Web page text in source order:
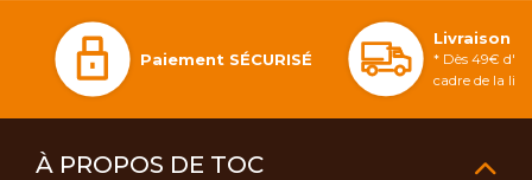
Paiement SÉCURISÉ
Livraison
* Dès 49€
cadre de la
À PROPOS DE TOC